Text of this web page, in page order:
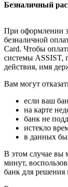
Безналичный
При оформлении
безналичной
Card. Чтобы
системы ASSIST,
действия, имя
Вам могут
если ваш
на карте
банк не
истекло
в данных
В этом случае вы
минут,
банк для решения